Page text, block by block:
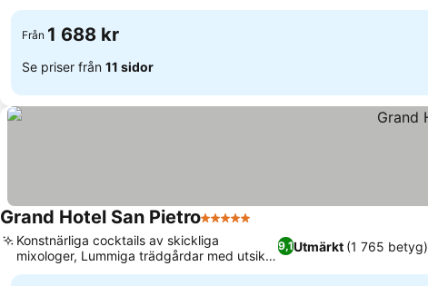
Från 1 688 kr
Se priser från 11 sidor
Grand Hotel San Pietro5 Stjärnor
9,1Utmärkt (1 765 betyg)
Konstnärliga cocktails av skickliga
mixologer, Lummiga trädgårdar med utsikt
över Etna